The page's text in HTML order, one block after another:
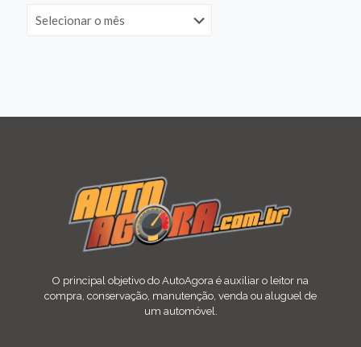
O principal objetivo do AutoAgora é auxiliar o leitor na
compra, conservação, manutenção, venda ou aluguel de
um automóvel.